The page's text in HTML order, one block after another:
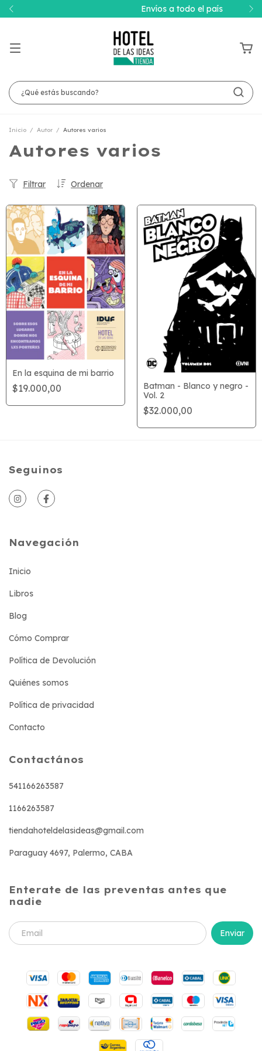
Envíos a todo el país
Inicio / Autor / Autores varios
Autores varios
Ordenar
Filtrar
En la esquina de mi barrio
$19.000,00
Batman - Blanco y negro -
Vol. 2
$32.000,00
Seguinos
Navegación
Inicio
Libros
Blog
Cómo Comprar
Política de Devolución
Quiénes somos
Política de privacidad
Contacto
Contactános
541166263587
1166263587
tiendahoteldelasideas@gmail.com
Paraguay 4697, Palermo, CABA
Enterate de las preventas antes que
nadie